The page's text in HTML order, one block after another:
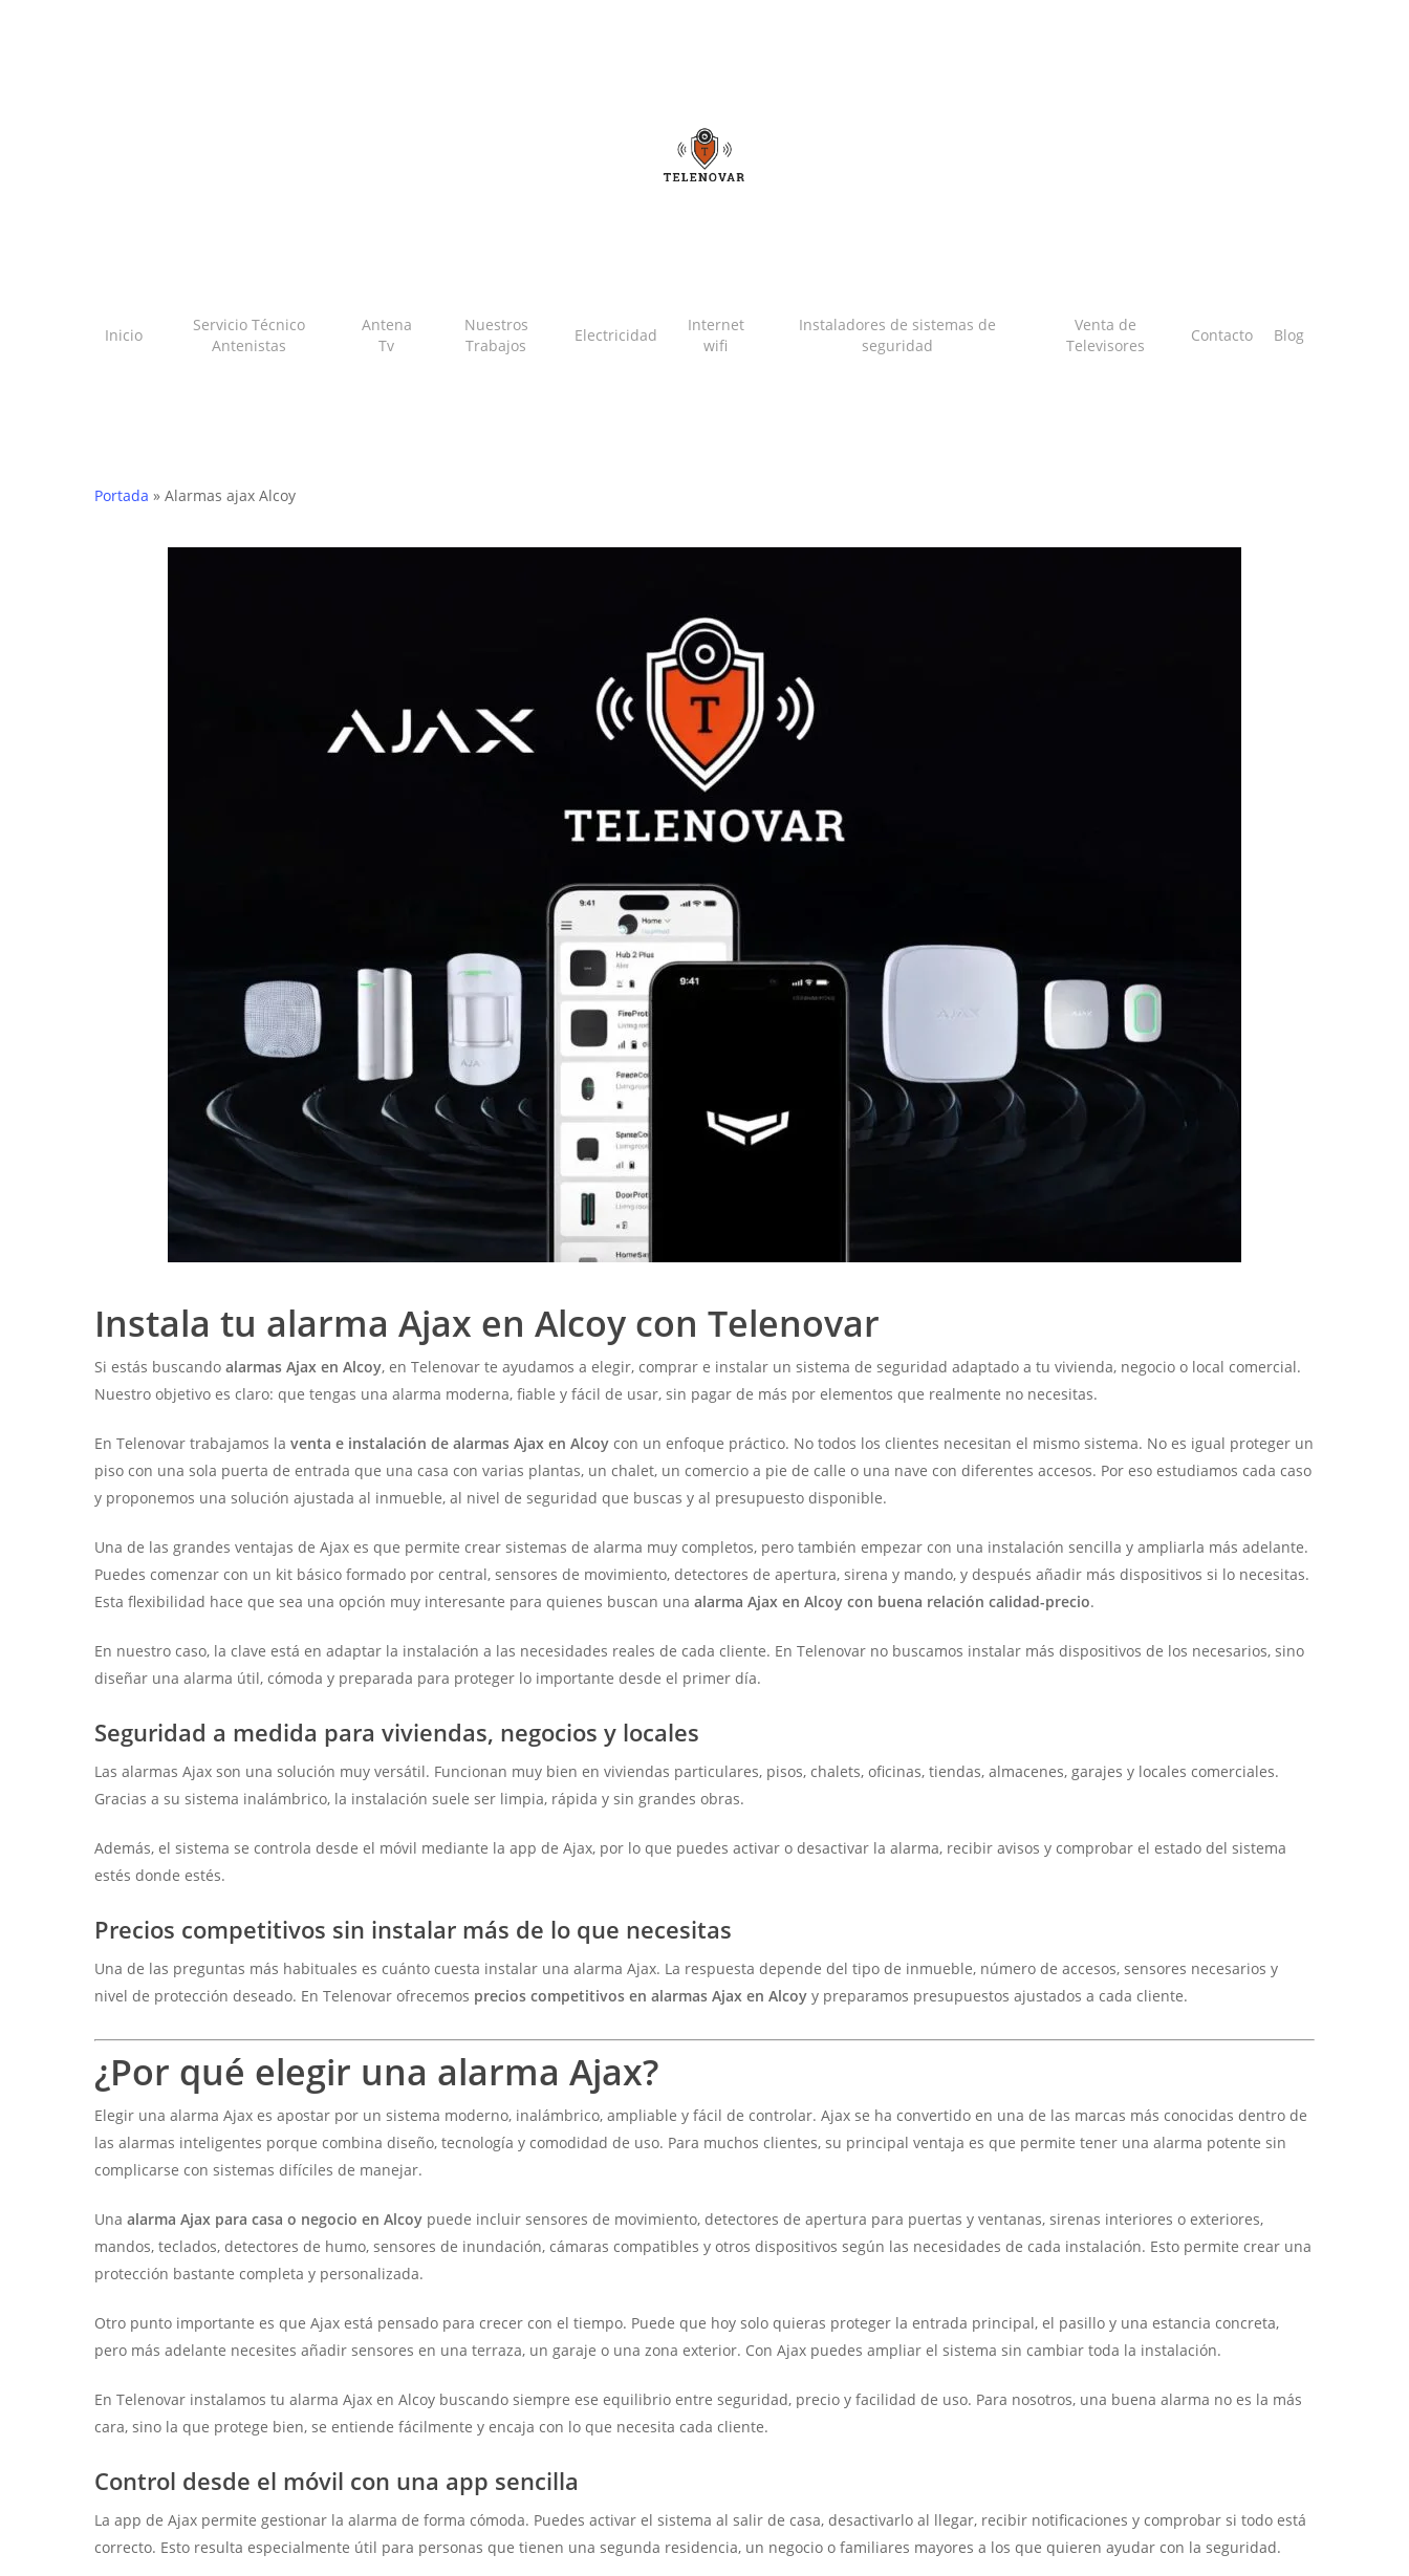
Inicio
Servicio Técnico
Antenistas
Antena
Tv
Nuestros
Trabajos
Electricidad
Internet
wifi
Instaladores de sistemas de
seguridad
Venta de
Televisores
Contacto Blog
Portada » Alarmas ajax Alcoy
Instala tu alarma Ajax en Alcoy con Telenovar
Si estás buscandoalarmas Ajax en Alcoy, en Telenovar te ayudamos a elegir, comprar e instalar un sistema de seguridad adaptado a tu vivienda, negocio o local comercial.
Nuestro objetivo es claro: que tengas una alarma moderna, fiable y fácil de usar, sin pagar de más por elementos que realmente no necesitas.
En Telenovar trabajamos laventa e instalación de alarmas Ajax en Alcoy con un enfoque práctico. No todos los clientes necesitan el mismo sistema. No es igual proteger un
piso con una sola puerta de entrada que una casa con varias plantas, un chalet, un comercio a pie de calle o una nave con diferentes accesos. Por eso estudiamos cada caso
y proponemos una solución ajustada al inmueble, al nivel de seguridad que buscas y al presupuesto disponible.
Una de las grandes ventajas de Ajax es que permite crear sistemas de alarma muy completos, pero también empezar con una instalación sencilla y ampliarla más adelante.
Puedes comenzar con un kit básico formado por central, sensores de movimiento, detectores de apertura, sirena y mando, y después añadir más dispositivos si lo necesitas.
Esta flexibilidad hace que sea una opción muy interesante para quienes buscan unaalarma Ajax en Alcoy con buena relación calidad-precio.
En nuestro caso, la clave está en adaptar la instalación a las necesidades reales de cada cliente. En Telenovar no buscamos instalar más dispositivos de los necesarios, sino
diseñar una alarma útil, cómoda y preparada para proteger lo importante desde el primer día.
Seguridad a medida para viviendas, negocios y locales
Las alarmas Ajax son una solución muy versátil. Funcionan muy bien en viviendas particulares, pisos, chalets, oficinas, tiendas, almacenes, garajes y locales comerciales.
Gracias a su sistema inalámbrico, la instalación suele ser limpia, rápida y sin grandes obras.
Además, el sistema se controla desde el móvil mediante la app de Ajax, por lo que puedes activar o desactivar la alarma, recibir avisos y comprobar el estado del sistema
estés donde estés.
Precios competitivos sin instalar más de lo que necesitas
Una de las preguntas más habituales es cuánto cuesta instalar una alarma Ajax. La respuesta depende del tipo de inmueble, número de accesos, sensores necesarios y
nivel de protección deseado. En Telenovar ofrecemos precios competitivos en alarmas Ajax en Alcoy y preparamos presupuestos ajustados a cada cliente.
¿Por qué elegir una alarma Ajax?
Elegir una alarma Ajax es apostar por un sistema moderno, inalámbrico, ampliable y fácil de controlar. Ajax se ha convertido en una de las marcas más conocidas dentro de
las alarmas inteligentes porque combina diseño, tecnología y comodidad de uso. Para muchos clientes, su principal ventaja es que permite tener una alarma potente sin
complicarse con sistemas difíciles de manejar.
Unaalarma Ajax para casa o negocio en Alcoy puede incluir sensores de movimiento, detectores de apertura para puertas y ventanas, sirenas interiores o exteriores,
mandos, teclados, detectores de humo, sensores de inundación, cámaras compatibles y otros dispositivos según las necesidades de cada instalación. Esto permite crear una
protección bastante completa y personalizada.
Otro punto importante es que Ajax está pensado para crecer con el tiempo. Puede que hoy solo quieras proteger la entrada principal, el pasillo y una estancia concreta,
pero más adelante necesites añadir sensores en una terraza, un garaje o una zona exterior. Con Ajax puedes ampliar el sistema sin cambiar toda la instalación.
En Telenovar instalamos tu alarma Ajax en Alcoy buscando siempre ese equilibrio entre seguridad, precio y facilidad de uso. Para nosotros, una buena alarma no es la más
cara, sino la que protege bien, se entiende fácilmente y encaja con lo que necesita cada cliente.
Control desde el móvil con una app sencilla
La app de Ajax permite gestionar la alarma de forma cómoda. Puedes activar el sistema al salir de casa, desactivarlo al llegar, recibir notificaciones y comprobar si todo está
correcto. Esto resulta especialmente útil para personas que tienen una segunda residencia, un negocio o familiares mayores a los que quieren ayudar con la seguridad.